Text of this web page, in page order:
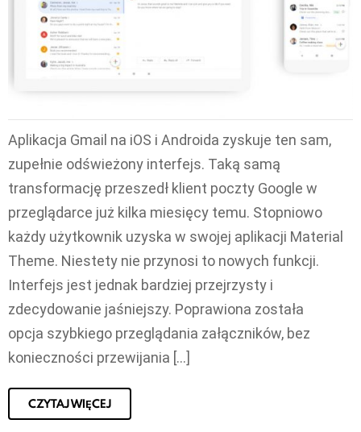
Aplikacja Gmail na iOS i Androida zyskuje ten sam,
zupełnie odświeżony interfejs. Taką samą
transformację przeszedł klient poczty Google w
przeglądarce już kilka miesięcy temu. Stopniowo
każdy użytkownik uzyska w swojej aplikacji Material
Theme. Niestety nie przynosi to nowych funkcji.
Interfejs jest jednak bardziej przejrzysty i
zdecydowanie jaśniejszy. Poprawiona została
opcja szybkiego przeglądania załączników, bez
konieczności przewijania […]
CZYTAJ WIĘCEJ